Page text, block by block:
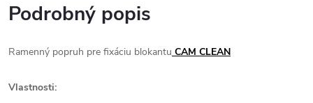
Podrobný popis
Ramenný popruh pre fixáciu blokantu CAM CLEAN
Vlastnosti: